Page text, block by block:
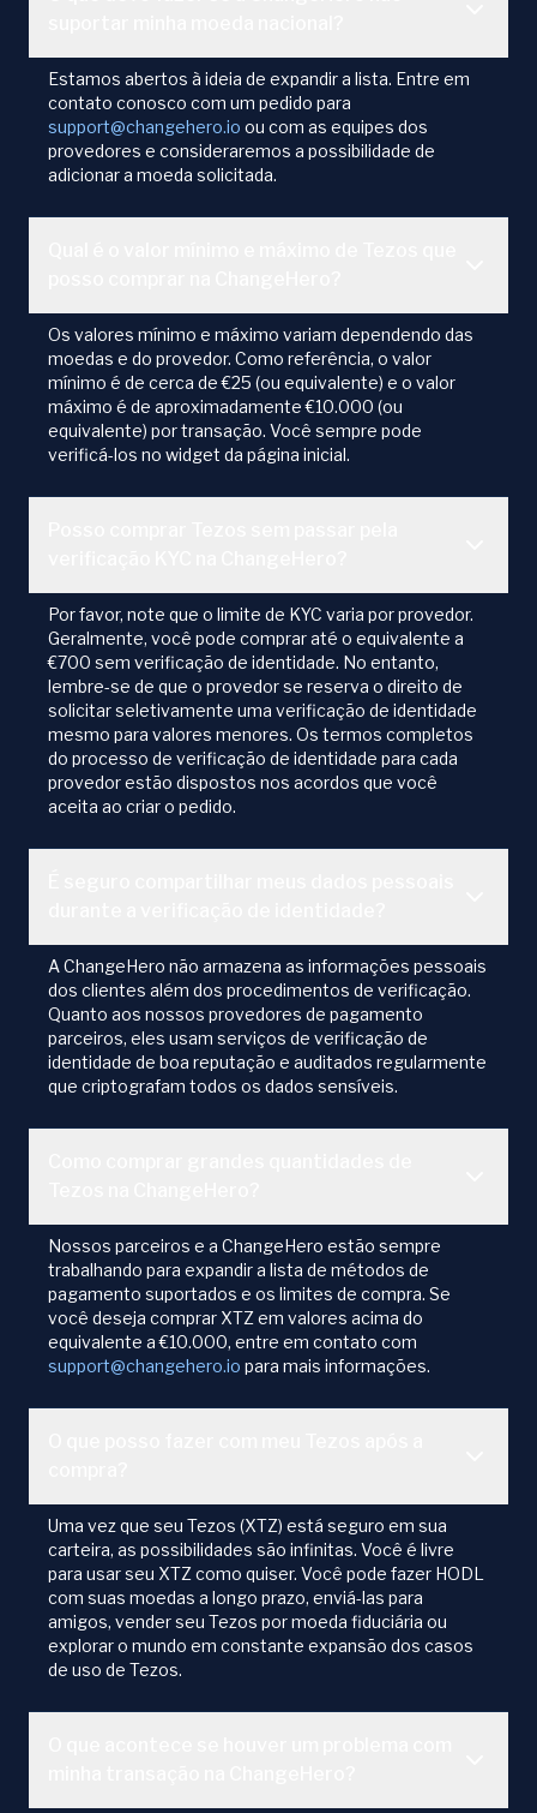
Estamos abertos à ideia de expandir a lista. Entre em
contato conosco com um pedido para
support@changehero.io ou com as equipes dos
provedores e consideraremos a possibilidade de
adicionar a moeda solicitada.
Os valores mínimo e máximo variam dependendo das
moedas e do provedor. Como referência, o valor
mínimo é de cerca de €25 (ou equivalente) e o valor
máximo é de aproximadamente €10.000 (ou
equivalente) por transação. Você sempre pode
verificá-los no widget da página inicial.
Por favor, note que o limite de KYC varia por provedor.
Geralmente, você pode comprar até o equivalente a
€700 sem verificação de identidade. No entanto,
lembre-se de que o provedor se reserva o direito de
solicitar seletivamente uma verificação de identidade
mesmo para valores menores. Os termos completos
do processo de verificação de identidade para cada
provedor estão dispostos nos acordos que você
aceita ao criar o pedido.
A ChangeHero não armazena as informações pessoais
dos clientes além dos procedimentos de verificação.
Quanto aos nossos provedores de pagamento
parceiros, eles usam serviços de verificação de
identidade de boa reputação e auditados regularmente
que criptografam todos os dados sensíveis.
Nossos parceiros e a ChangeHero estão sempre
trabalhando para expandir a lista de métodos de
pagamento suportados e os limites de compra. Se
você deseja comprar XTZ em valores acima do
equivalente a €10.000, entre em contato com
support@changehero.io para mais informações.
Uma vez que seu Tezos (XTZ) está seguro em sua
carteira, as possibilidades são infinitas. Você é livre
para usar seu XTZ como quiser. Você pode fazer HODL
com suas moedas a longo prazo, enviá-las para
amigos, vender seu Tezos por moeda fiduciária ou
explorar o mundo em constante expansão dos casos
de uso de Tezos.